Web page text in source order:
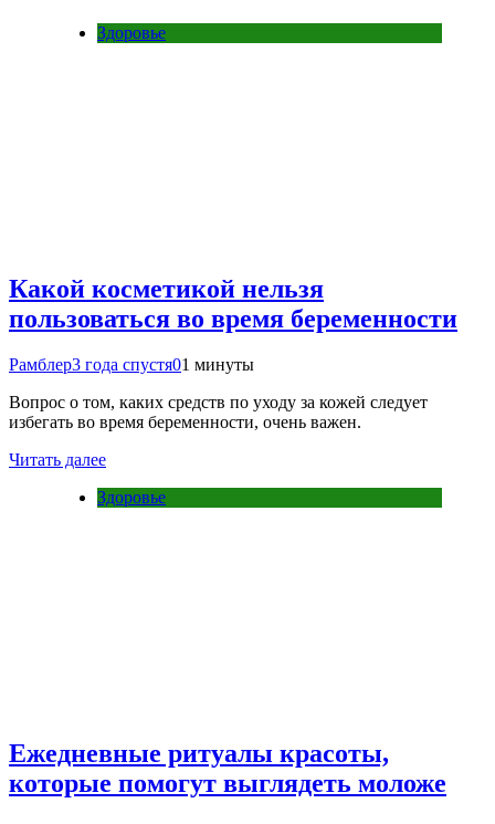
Здоровье
Какой косметикой нельзя
пользоваться во время беременности
Рамблер3 года спустя01 минуты
Вопрос о том, каких средств по уходу за кожей следует
избегать во время беременности, очень важен.
Читать далее
Здоровье
Ежедневные ритуалы красоты,
которые помогут выглядеть моложе